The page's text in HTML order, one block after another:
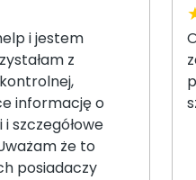
i jestem
z
informację o
szczegółowe
że to
posiadaczy